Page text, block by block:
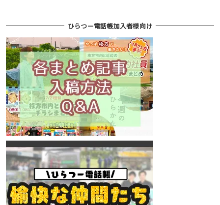
ひらつー電話帳加入者様向け